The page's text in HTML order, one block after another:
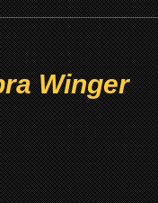
Winger